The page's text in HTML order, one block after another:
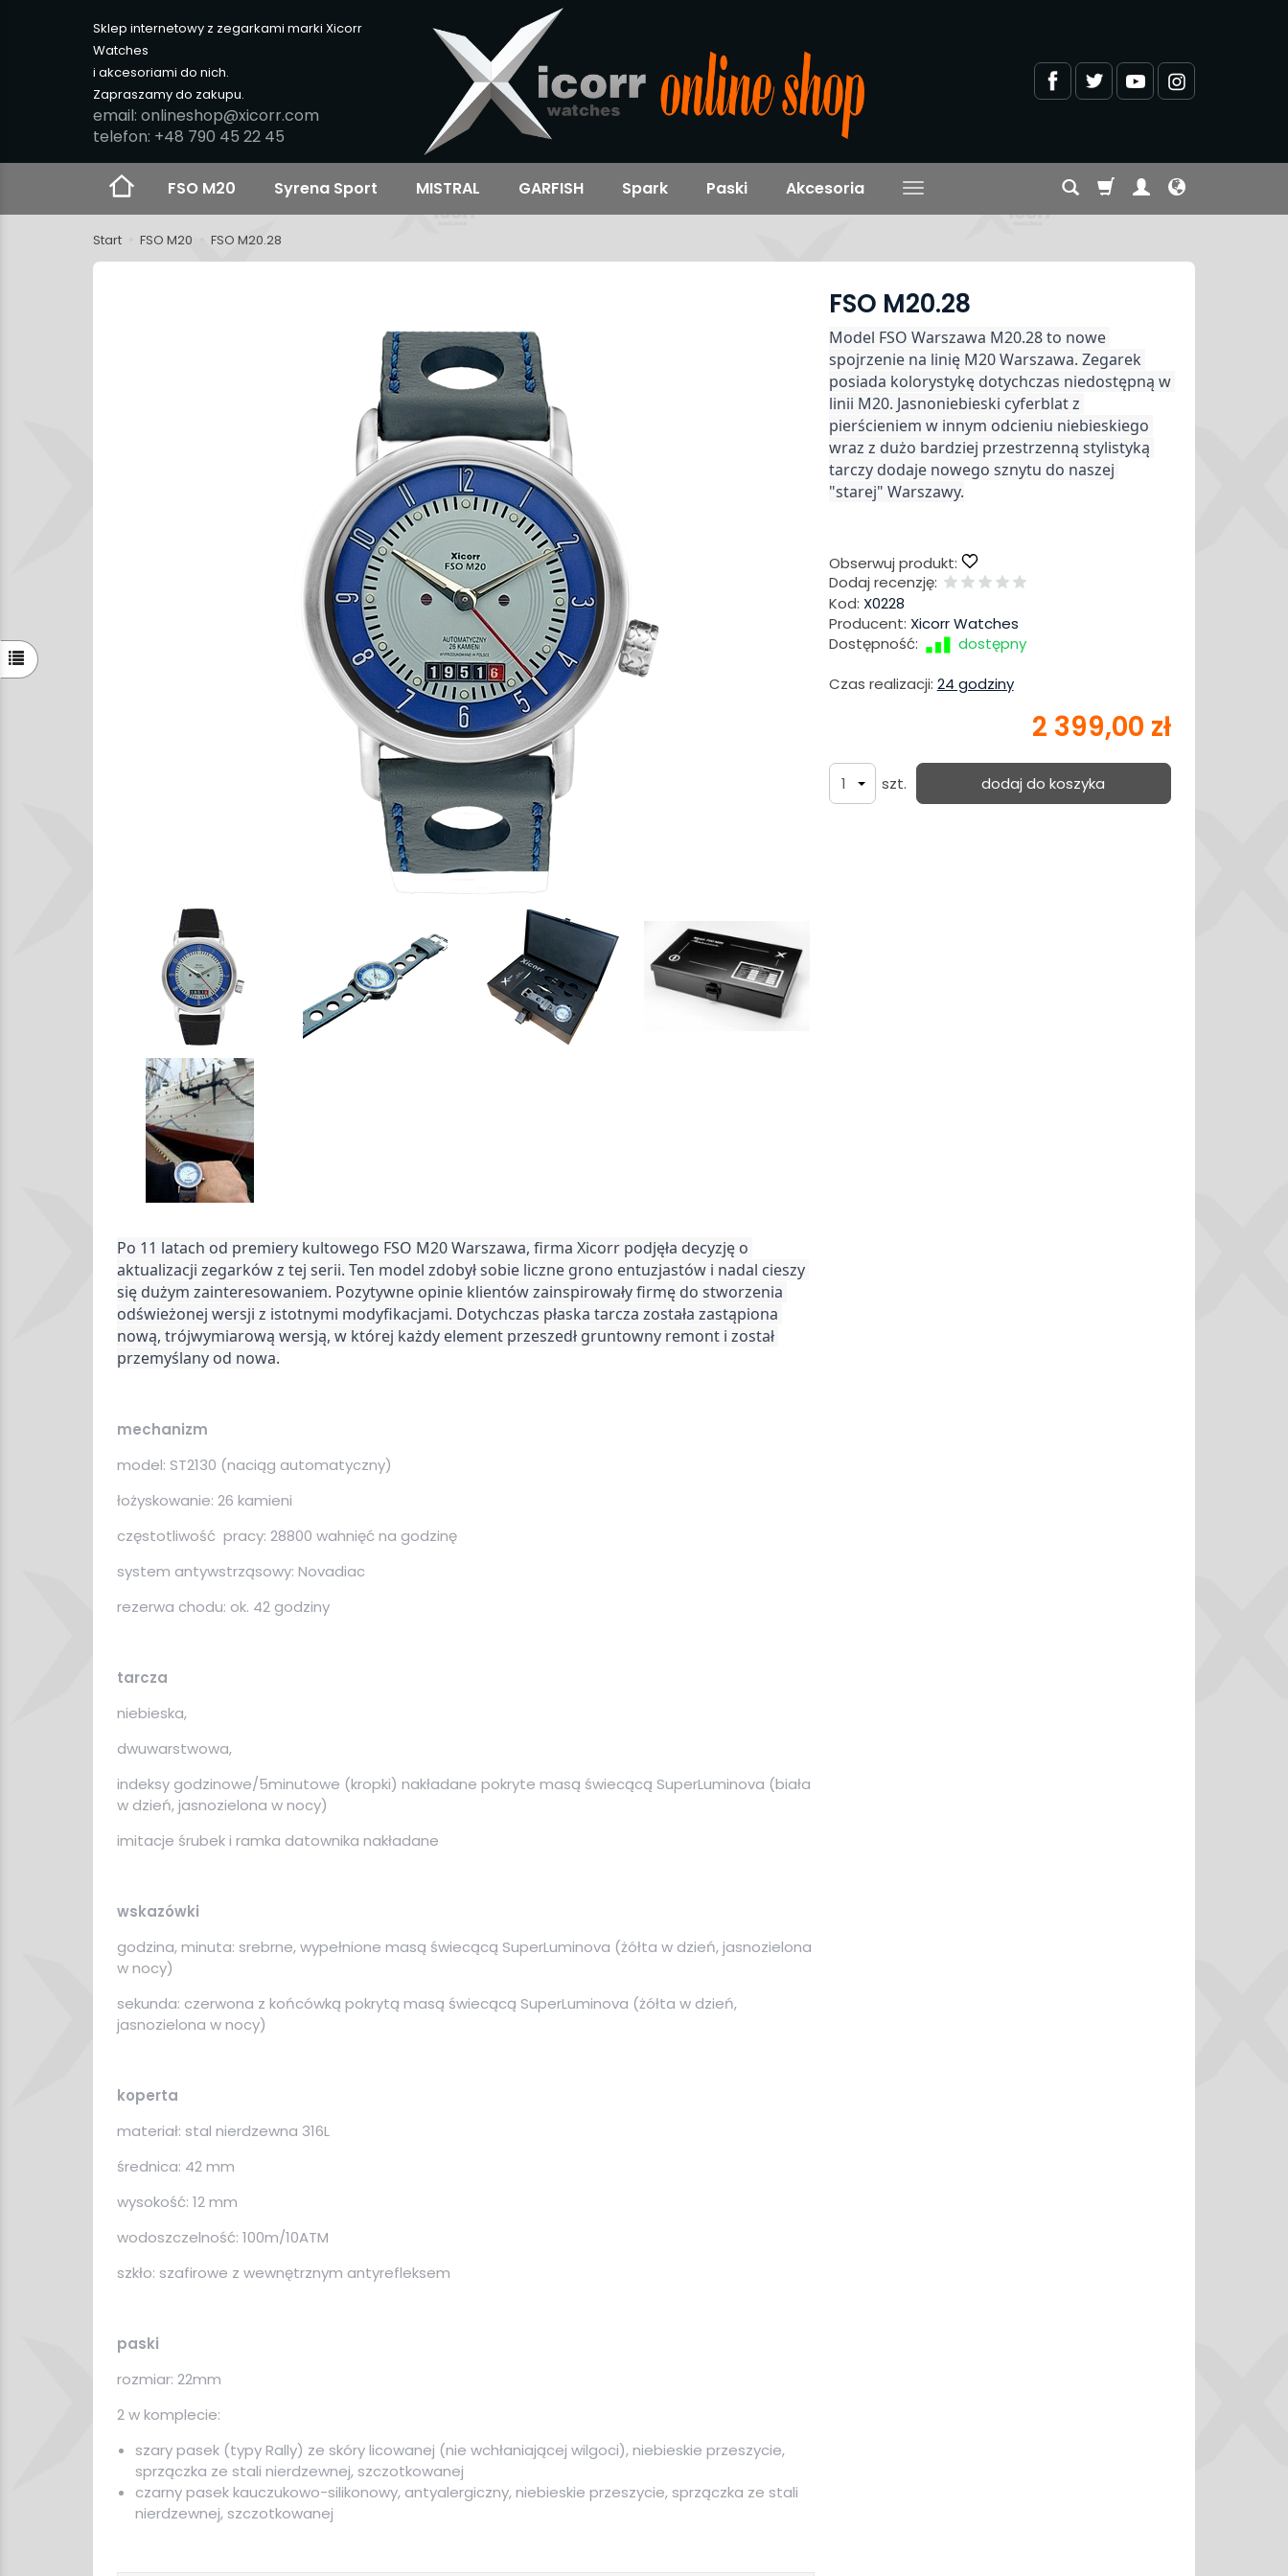
Sklep internetowy z zegarkami marki Xicorr
Watches
i akcesoriami do nich.
Zapraszamy do zakupu.
email: onlineshop@xicorr.com
telefon: +48 790 45 22 45
FSO M20 Syrena Sport MISTRAL GARFISH Spark Paski Akcesoria
Start FSO M20 FSO M20.28
FSO M20.28
Model FSO Warszawa M20.28 to nowe
spojrzenie na linię M20 Warszawa. Zegarek
posiada kolorystykę dotychczas niedostępną w
linii M20. Jasnoniebieski cyferblat z
pierścieniem w innym odcieniu niebieskiego
wraz z dużo bardziej przestrzenną stylistyką
tarczy dodaje nowego sznytu do naszej
"starej" Warszawy.
Obserwuj produkt:
Dodaj recenzję:
Kod: X0228
Producent: Xicorr Watches
Dostępność:
dostępny
Czas realizacji: 24 godziny
2 399,00 zł
szt. dodaj do koszyka
Po 11 latach od premiery kultowego FSO M20 Warszawa, firma Xicorr podjęła decyzję o
aktualizacji zegarków z tej serii. Ten model zdobył sobie liczne grono entuzjastów i nadal cieszy
się dużym zainteresowaniem. Pozytywne opinie klientów zainspirowały firmę do stworzenia
odświeżonej wersji z istotnymi modyfikacjami. Dotychczas płaska tarcza została zastąpiona
nową, trójwymiarową wersją, w której każdy element przeszedł gruntowny remont i został
przemyślany od nowa.
mechanizm
model: ST2130 (naciąg automatyczny)
łożyskowanie: 26 kamieni
częstotliwość pracy: 28800 wahnięć na godzinę
system antywstrząsowy: Novadiac
rezerwa chodu: ok. 42 godziny
tarcza
niebieska,
dwuwarstwowa,
indeksy godzinowe/5minutowe (kropki) nakładane pokryte masą świecącą SuperLuminova (biała
w dzień, jasnozielona w nocy)
imitacje śrubek i ramka datownika nakładane
wskazówki
godzina, minuta: srebrne, wypełnione masą świecącą SuperLuminova (żółta w dzień, jasnozielona
w nocy)
sekunda: czerwona z końcówką pokrytą masą świecącą SuperLuminova (żółta w dzień,
jasnozielona w nocy)
koperta
materiał: stal nierdzewna 316L
średnica: 42 mm
wysokość: 12 mm
wodoszczelność: 100m/10ATM
szkło: szafirowe z wewnętrznym antyrefleksem
paski
rozmiar: 22mm
2 w komplecie:
szary pasek (typy Rally) ze skóry licowanej (nie wchłaniającej wilgoci), niebieskie przeszycie,
sprzączka ze stali nierdzewnej, szczotkowanej
czarny pasek kauczukowo-silikonowy, antyalergiczny, niebieskie przeszycie, sprzączka ze stali
nierdzewnej, szczotkowanej